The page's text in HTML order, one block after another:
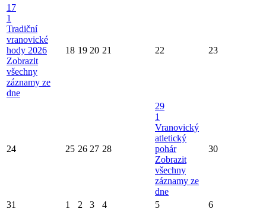
17
1
Tradiční
vranovické
hody 2026
Zobrazit
všechny
záznamy ze
dne
18 19 20 21 22 23
24 25 26 27 28
29
1
Vranovický
atletický
pohár
Zobrazit
všechny
záznamy ze
dne
30
31 1 2 3 4 5 6